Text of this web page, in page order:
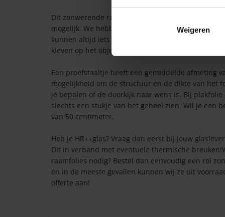
Weigeren
Dit zonwerende raamfolie wordt voor jou custom-
mogelijk. We hebben geprobeerd de
kunnen altijd iets afwijken van wat jij op je
kleven op het object waarvoor jij het wilt
Een proefstaaltje heeft een gemiddelde afmeting
mogelijkheid om de structuur en de dikte van het
je bepalen of de doorkijk naar wens is. Bij
slechts een stukje van het geheel zien. Wil je een
van 50 centimeter.
Heb je HR++glas? Vraag dan eerst bij jouw
Dit in verband met eventuele thermische
raamfolies nodig? Bestel dan eenvoudig een rol
én in de meeste gevallen kunnen wij ze uit
offerte aan!